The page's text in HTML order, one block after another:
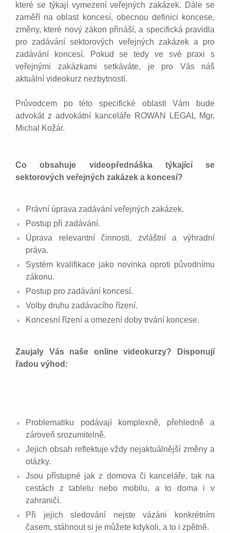
které se týkají vymezení veřejných zakázek. Dále se
zaměří na oblast koncesí, obecnou definici koncese,
změny, které nový zákon přináší, a specifická pravidla
pro zadávání sektorových veřejných zakázek a pro
zadávání koncesí. Pokud se tedy ve své praxi s
veřejnými zakázkami setkáváte, je pro Vás náš
aktuální videokurz nezbytností.
Průvodcem po této specifické oblasti Vám bude
advokát z advokátní kanceláře ROWAN LEGAL Mgr.
Michal Kožár.
Co obsahuje videopřednáška týkající se
sektorových veřejných zakázek a koncesí?
Právní úprava zadávání veřejných zakázek.
Postup při zadávání.
Úprava relevantní činnosti, zvláštní a výhradní
práva.
Systém kvalifikace jako novinka oproti původnímu
zákonu.
Postup pro zadávání koncesí.
Volby druhu zadávacího řízení.
Koncesní řízení a omezení doby trvání koncese.
Zaujaly Vás naše online videokurzy? Disponují
řadou výhod:
Problematiku podávají komplexně, přehledně a
zároveň srozumitelně.
Jejich obsah reflektuje vždy nejaktuálnější změny a
otázky.
Jsou přístupné jak z domova či kanceláře, tak na
cestách z tabletu nebo mobilu, a to doma i v
zahraničí.
Při jejich sledování nejste vázáni konkrétním
časem, stáhnout si je můžete kdykoli, a to i zpětně.